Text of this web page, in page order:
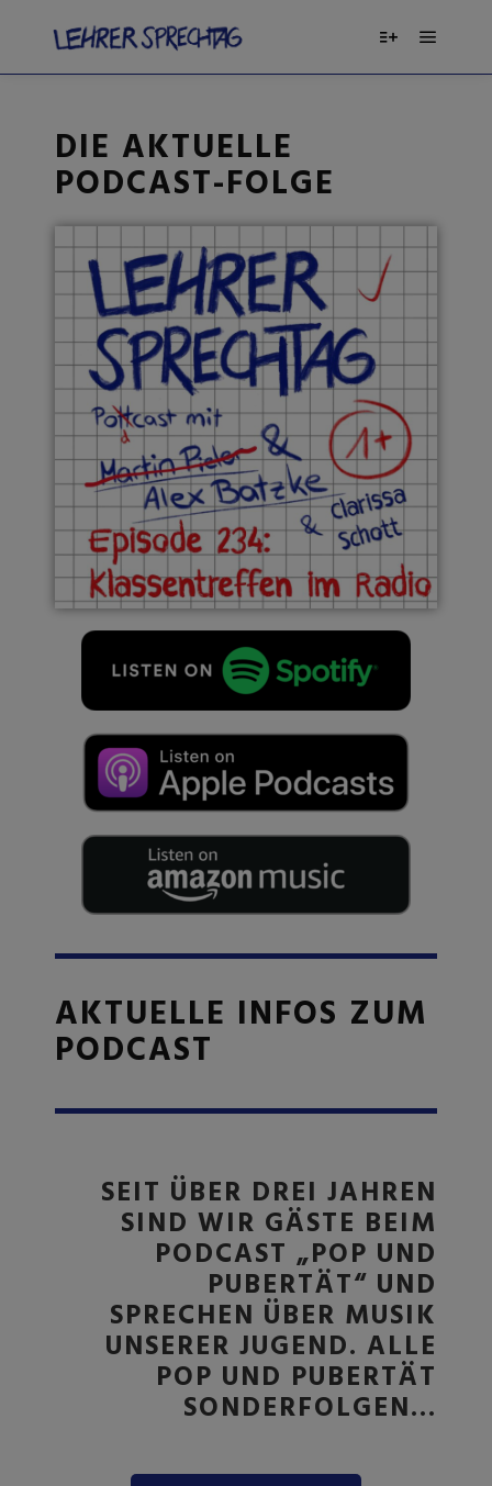
DIE AKTUELLE
PODCAST-FOLGE
AKTUELLE INFOS ZUM
PODCAST
SEIT ÜBER DREI JAHREN
SIND WIR GÄSTE BEIM
PODCAST „POP UND
PUBERTÄT“ UND
SPRECHEN ÜBER MUSIK
UNSERER JUGEND. ALLE
POP UND PUBERTÄT
SONDERFOLGEN…